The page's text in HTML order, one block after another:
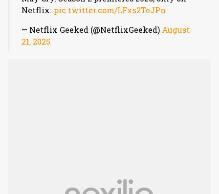
Netflix. pic.twitter.com/LFxs2TeJPn
— Netflix Geeked (@NetflixGeeked) August
21, 2025